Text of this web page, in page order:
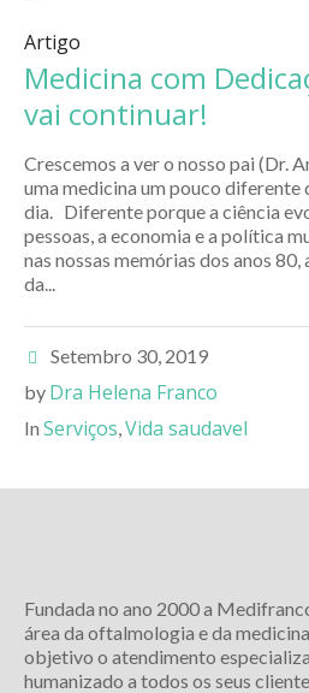
Artigo
Medicina com
vai continuar!
Crescemos a ver o nosso pai (Dr.
uma medicina um pouco diferente
dia. Diferente porque a ciência
pessoas, a economia e a política
nas nossas memórias dos anos
da...
Setembro 30, 2019
by Dra Helena Franco
In Serviços Vida saudavel
Fundada no ano 2000 a
área da oftalmologia e da
objetivo o atendimento
humanizado a todos os seus